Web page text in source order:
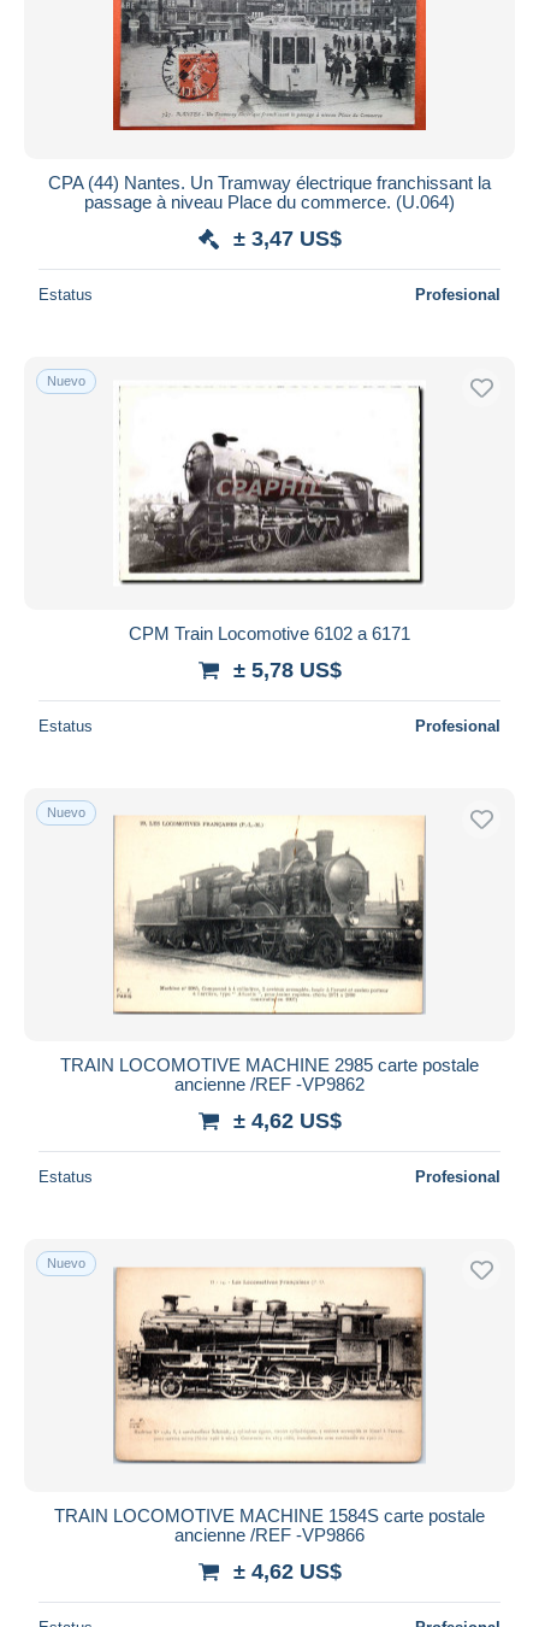
CPA (44) Nantes. Un Tramway électrique franchissant la
passage à niveau Place du commerce. (U.064)
± 3,47 US$
Estatus Profesional
Nuevo
CPM Train Locomotive 6102 a 6171
± 5,78 US$
Estatus Profesional
Nuevo
TRAIN LOCOMOTIVE MACHINE 2985 carte postale
ancienne /REF -VP9862
± 4,62 US$
Estatus Profesional
Nuevo
TRAIN LOCOMOTIVE MACHINE 1584S carte postale
ancienne /REF -VP9866
± 4,62 US$